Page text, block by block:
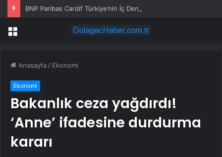
Menü
Anasayfa / Ekonomi
Ekonomi
Bakanlık ceza yağdırdı!
‘Anne’ ifadesine durdurma
kararı